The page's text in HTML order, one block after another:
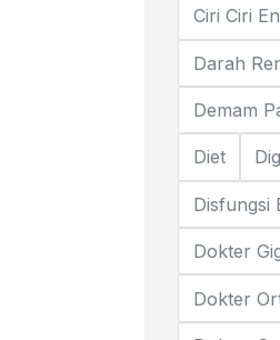
Ciri Ciri
Darah
Demam
Diet
Disfungsi
Dokter
Dokter